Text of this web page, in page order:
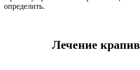
определить.
Лечение